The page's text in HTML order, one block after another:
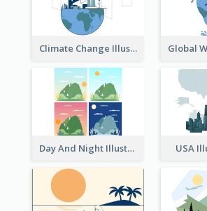
Climate Change Illustration
Day And Night Illustration USA